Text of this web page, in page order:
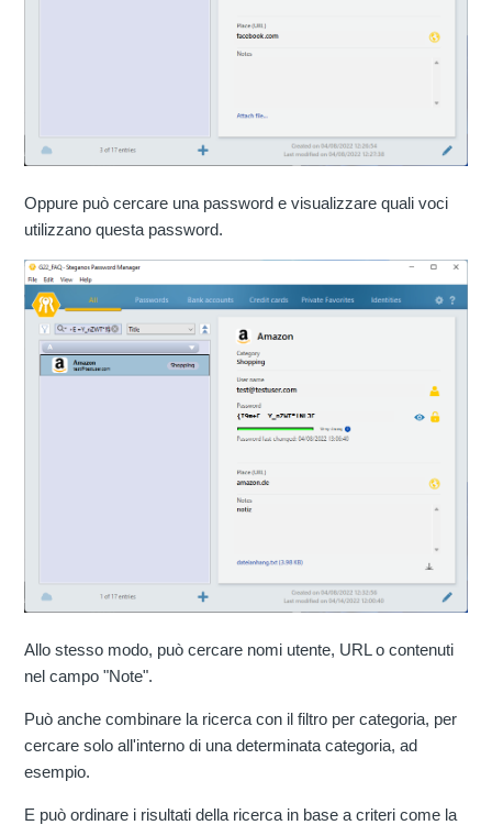
Oppure può cercare una password e visualizzare quali voci
utilizzano questa password.
Allo stesso modo, può cercare nomi utente, URL o contenuti
nel campo "Note".
Può anche combinare la ricerca con il filtro per categoria, per
cercare solo all'interno di una determinata categoria, ad
esempio.
E può ordinare i risultati della ricerca in base a criteri come la